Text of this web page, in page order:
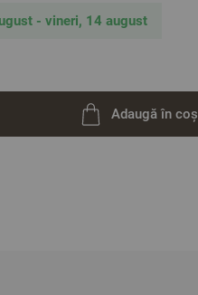
- vineri, 14 august
Adaugă în coș